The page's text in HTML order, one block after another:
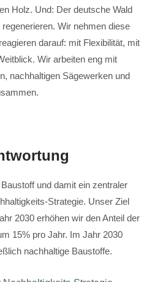
Holz. Und: Der deutsche Wald
Wir nehmen diese
darauf: mit Flexibilität, mit
Wir arbeiten eng mit
nachhaltigen Sägewerken und
und damit ein zentraler
Strategie. Unser Ziel
2030 erhöhen wir den Anteil der
15% pro Jahr. Im Jahr 2030
nachhaltige Baustoffe.